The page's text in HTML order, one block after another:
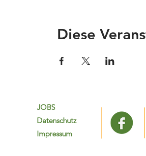
Diese
JOBS
Datenschutz
Impressum